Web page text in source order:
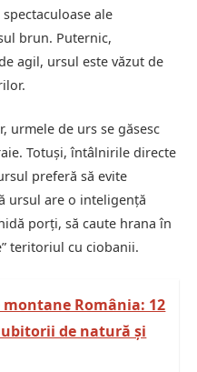
ale
brun. Puternic,
agil, ursul este văzut de
urmele de urs se găsesc
Totuși, întâlnirile directe
preferă să evite
ursul are o inteligență
porți, să caute hrana în
teritoriul cu ciobanii.
montane România: 12
de natură și